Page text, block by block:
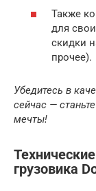
Также
для
скидки
прочее).
Убедитесь в
сейчас —
мечты!
грузовика